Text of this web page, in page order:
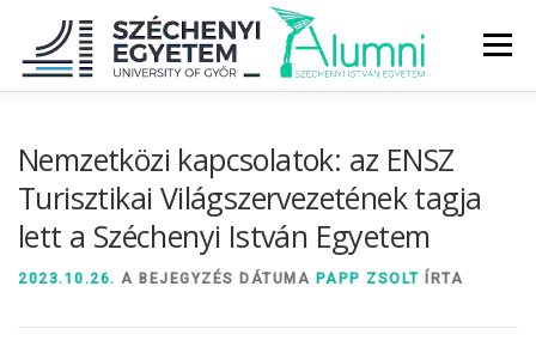
tartalomhoz
Menü
DIPLOMAÁTADÓ DIPLOMÁN TÚL
Nemzetközi kapcsolatok: az ENSZ
Turisztikai Világszervezetének tagja
lett a Széchenyi István Egyetem
2023.10.26. A BEJEGYZÉS DÁTUMA PAPP ZSOLT ÍRTA